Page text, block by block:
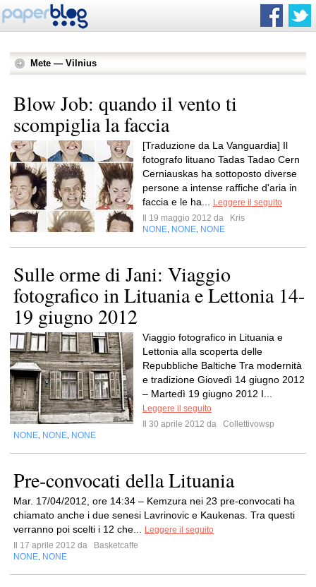
Mete — Vilnius
Blow Job: quando il vento ti
scompiglia la faccia
[Traduzione da La Vanguardia] Il
fotografo lituano Tadas Tadao Cern
Cerniauskas ha sottoposto diverse
persone a intense raffiche d'aria in
faccia e le ha...
Leggere il seguito
Il 19 maggio 2012 da
Kris
NONE NONE NONE
Sulle orme di Jani: Viaggio
fotografico in Lituania e Lettonia 14-
19 giugno 2012
Viaggio fotografico in Lituania e
Lettonia alla scoperta delle
Repubbliche Baltiche Tra modernità
e tradizione Giovedì 14 giugno 2012
– Martedì 19 giugno 2012 I...
Leggere il seguito
Il 30 aprile 2012 da
Collettivowsp
NONE NONE NONE
Pre-convocati della Lituania
Mar. 17/04/2012, ore 14:34 – Kemzura nei 23 pre-convocati ha
chiamato anche i due senesi Lavrinovic e Kaukenas. Tra questi
verranno poi scelti i 12 che...
Leggere il seguito
Il 17 aprile 2012 da
Basketcaffe
NONE NONE